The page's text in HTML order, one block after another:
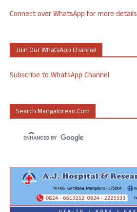
Connect over WhatsApp for more details
Join Our WhatsApp Channel
Subscribe to WhatsApp Channel
Search Mangalorean.com